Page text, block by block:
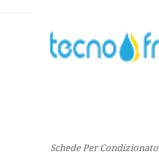
Schede Per